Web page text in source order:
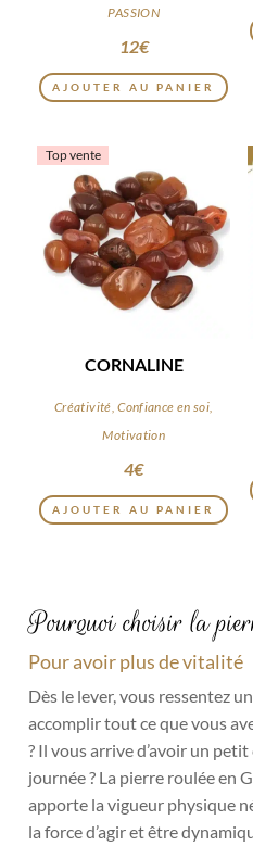
PASSION
12€
AJOUTER AU PANIER
Top vente
CORNALINE
Créativité, Confiance en soi,
Motivation
4€
AJOUTER AU PANIER
Pourquoi choisir la
Pour avoir plus de vitalité
Dès le lever, vous ressentez
accomplir tout ce que vous
? Il vous arrive d’avoir un
journée ? La pierre roulée en
apporte la vigueur physique
la force d’agir et être